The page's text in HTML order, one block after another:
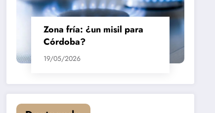
Zona fría: ¿un misil para
Córdoba?
19/05/2026